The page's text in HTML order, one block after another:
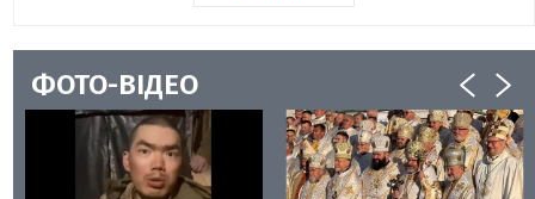
ФОТО-ВІДЕО